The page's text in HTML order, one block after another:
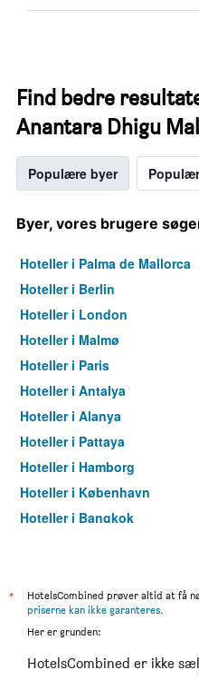
Find bedre
Anantara Dhigu
Populære byer
Byer, vores brugere
Hoteller i Palma de Mallorca
Hoteller i Berlin
Hoteller i London
Hoteller i Malmø
Hoteller i Paris
Hoteller i Antalya
Hoteller i Alanya
Hoteller i Pattaya
Hoteller i Hamborg
Hoteller i København
Hoteller i Bangkok
*
HotelsCombined prøver altid at få
priserne kan ikke garanteres.
Her er grunden:
HotelsCombined er ikke